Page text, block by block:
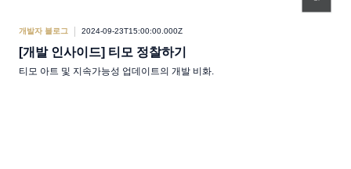
개발자 블로그 2024-09-23T15:00:00.000Z
[개발 인사이드] 티모 정찰하기
티모 아트 및 지속가능성 업데이트의 개발 비화.